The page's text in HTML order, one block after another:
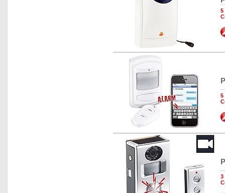
5
5
3